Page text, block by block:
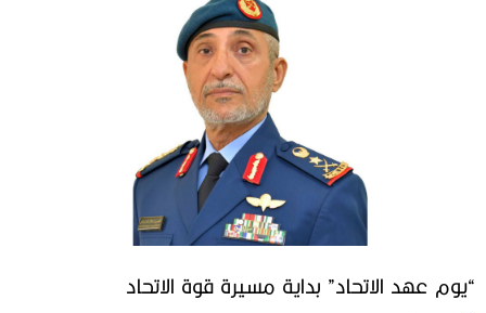
“يوم عهد الاتحاد” بداية مسيرة قوة الاتحاد